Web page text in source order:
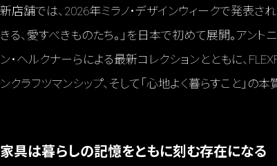
新店舗では、2026年ミラノ・デザインウィークで発表
きる、愛すべきものたち。」を日本で初めて展開。アント
ン・ヘルクナーらによる最新コレクションとともに、
ンクラフツマンシップ、そして「心地よく暮らすこと」の
家具は暮らしの記憶をともに刻む存在になる